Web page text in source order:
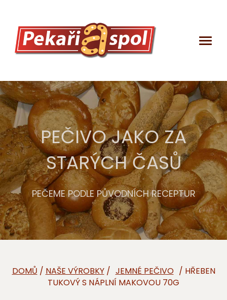
DEKLARAČNÍ
LISTY
PEČIVO JAKO ZA
STARÝCH ČASŮ
PEČEME PODLE PŮVODNÍCH RECEPTUR
DOMŮ / NAŠE VÝROBKY/
/ HŘEBEN
TUKOVÝ S NÁPLNÍ MAKOVOU 70G